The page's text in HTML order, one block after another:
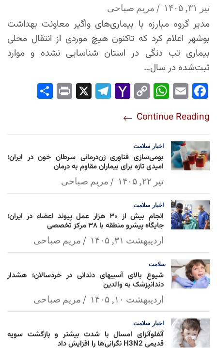
تیر ۳۱, ۱۴۰۵ مریم صباحی
مدیر گروه مبارزه با بیماری‌های واگیر معاونت بهداشت
بوشهر اعلام کرد که تاکنون هیچ موردی از انتقال محلی
بیماری تب دنگی در استان شناسایی نشده و موارد
ثبت‌شده در سال…
Fac
ok
Em
Wh
Ap
p
Co
Lin
k
Yah
l
Tel
Pri
Continue Reading
اخبار سلامت
بومی‌سازی فناوری ژن‌درمانی سرطان خون در ایران؛
امیدی تازه برای بیماران مقاوم به درمان
تیر ۲۲, ۱۴۰۵ مریم صباحی
اخبار سلامت
انجام بیش از ۳۰ هزار عمل پیوند اعضاء در ایران؛
جایگاه پیشرو منطقه با ۳۸ مرکز تخصصی
اردیبهشت ۳۱, ۱۴۰۵ مریم صباحی
سلامت
شیوع بالای آسیبهای دندانی در خردسالان؛ هشدار
دندانپزشک به والدین
اردیبهشت ۱۰, ۱۴۰۵ مریم صباحی
اخبار سلامت
آنفلوآنزای امسال با شدت بیشتر و بازگشت سویه
قدیمی H3N2 نگرانی‌ها را افزایش داد